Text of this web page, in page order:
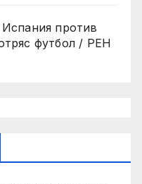
против
футбол / РЕН